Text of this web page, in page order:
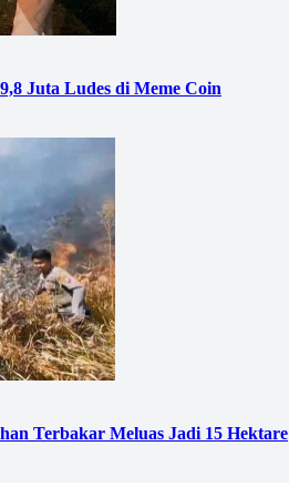
Juta Ludes di Meme Coin
Terbakar Meluas Jadi 15 Hektare